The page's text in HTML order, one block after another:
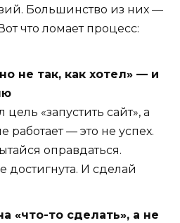
Большинство из них —
что ломает процесс:
не так, как хотел» — и
цель «запустить сайт», а
работает — это не успех.
оправдаться.
достигнута. И сделай
«что-то сделать», а не